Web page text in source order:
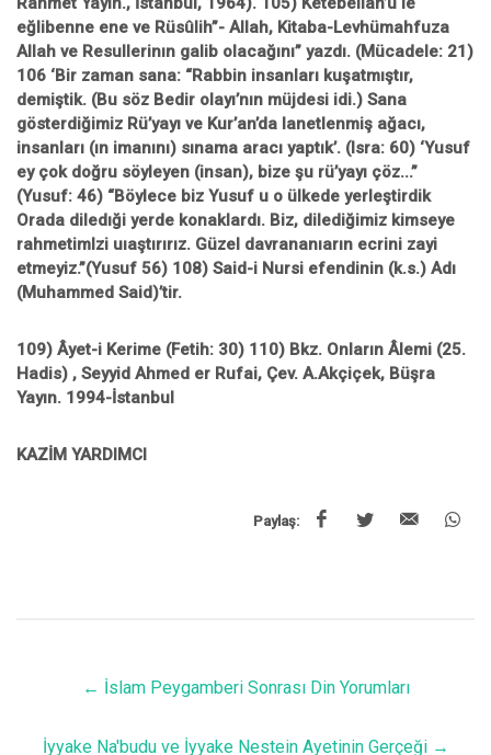
eğlibenne ene ve Rüsûlih”- Allah, Kitaba-Levhümahfuza
Allah ve Resullerinın galib olacağını” yazdı. (Mücadele: 21)
106 ‘Bir zaman sana: “Rabbin insanları kuşatmıştır,
demiştik. (Bu söz Bedir olayı’nın müjdesi idi.) Sana
gösterdiğimiz Rü’yayı ve Kur’an’da Ianetlenmiş ağacı,
insanları (ın imanını) sınama aracı yaptık’. (Isra: 60) ‘Yusuf
ey çok doğru söyleyen (insan), bize şu rü’yayı çöz...”
(Yusuf: 46) “Böylece biz Yusuf u o ülkede yerleştirdik
Orada diledıği yerde konaklardı. Biz, dilediğimiz kimseye
rahmetimlzi uıaştırırız. Güzel davrananıarın ecrini zayi
etmeyiz.”(Yusuf 56) 108) Said-i Nursi efendinin (k.s.) Adı
(Muhammed Said)’tir.
109) Âyet-i Kerime (Fetih: 30) 110) Bkz. Onların Âlemi (25.
Hadis) , Seyyid Ahmed er Rufai, Çev. A.Akçiçek, Büşra
Yayın. 1994-İstanbul
KAZİM YARDIMCI
Paylaş:
← İslam Peygamberi Sonrası Din Yorumları
İyyake Na'budu ve İyyake Nestein Ayetinin Gerçeği→